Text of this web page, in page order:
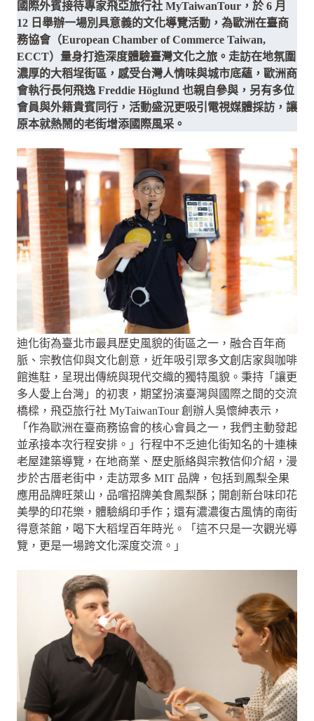
國際外賓接待專家飛亞旅行社 MyTaiwanTour，於 6 月
12 日舉辦一場別具意義的文化導覽活動，為歐洲在臺商
務協會（European Chamber of Commerce Taiwan,
ECCT）量身打造深度體驗臺灣文化之旅。走訪在地氛圍
濃厚的大稻埕街區，感受台灣人情味與城市底蘊，歐洲商
會執行長何飛逸 Freddie Höglund 也親自參與，另有多位
會員與外籍貴賓同行，活動盛況更吸引電視媒體採訪，讓
原本就熱鬧的老街增添國際風采。
迪化街為臺北市最具歷史風貌的街區之一，融合百年商
脈、宗教信仰與文化創意，近年吸引眾多文創店家與咖啡
館進駐，呈現出傳統與現代交織的獨特風貌。秉持「讓更
多人愛上台灣」的初衷，期望扮演臺灣與國際之間的交流
橋樑，飛亞旅行社 MyTaiwanTour 創辦人吳懷紳表示，
「作為歐洲在臺商務協會的核心會員之一，我們主動發起
並承接本次行程安排。」行程中不乏迪化街知名的十連棟
老屋建築導覽，在地商業、歷史脈絡與宗教信仰介紹，漫
步於古厝老街中，走訪眾多 MIT 品牌，包括到鳳梨全果
應用品牌旺萊山，品嚐招牌美食鳳梨酥；開創新台味印花
美學的印花樂，體驗絹印手作；還有濃濃復古風情的南街
得意茶館，喝下大稻埕百年時光。「這不只是一次觀光導
覽，更是一場跨文化深度交流。」